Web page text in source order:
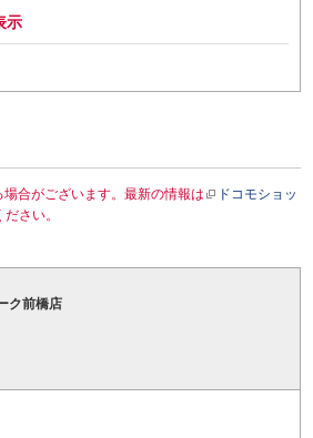
示
合がございます。最新の情報は
ドコモショッ
さい。
ク前橋店